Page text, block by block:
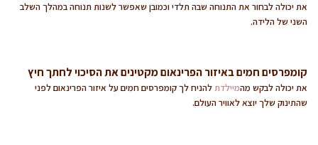
את יכולה לבחור את התנוחה שבה תלדי וכמובן שאפשר לשנות תנוחה במהלך השלב
השני של הלידה.
קומפרסים חמים באיזור הפרינאום מקטינים את הסיכוי לחתך חיץ
את יכולה לבקש מהמיילדתלהניח לך קומפרסים חמים על איזור הפרינאום לפני
שהתינוק שלך יוצא לאוויר העולם.